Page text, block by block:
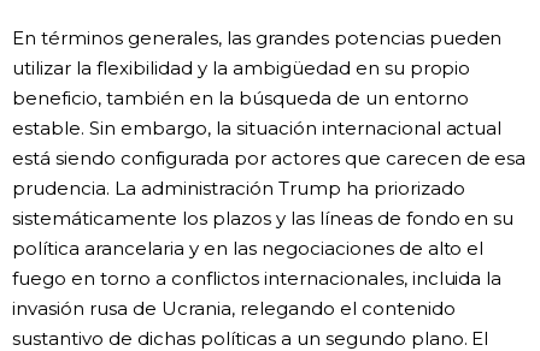
En términos generales, las grandes potencias pueden
utilizar la flexibilidad y la ambigüedad en su propio
beneficio, también en la búsqueda de un entorno
estable. Sin embargo, la situación internacional actual
está siendo configurada por actores que carecen de esa
prudencia. La administración Trump ha priorizado
sistemáticamente los plazos y las líneas de fondo en su
política arancelaria y en las negociaciones de alto el
fuego en torno a conflictos internacionales, incluida la
invasión rusa de Ucrania, relegando el contenido
sustantivo de dichas políticas a un segundo plano. El